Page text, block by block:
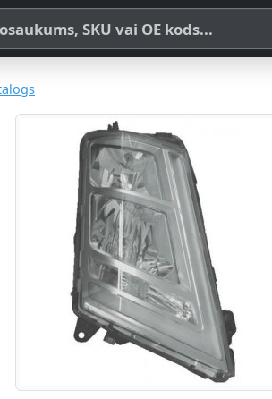
pēc produkta nosaukuma, SKU vai OE koda